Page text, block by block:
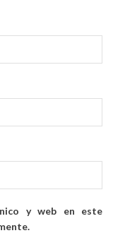
y web en este